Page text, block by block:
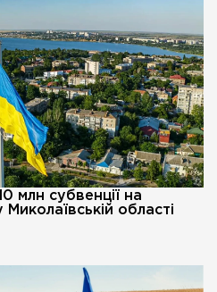
млн субвенції на
області